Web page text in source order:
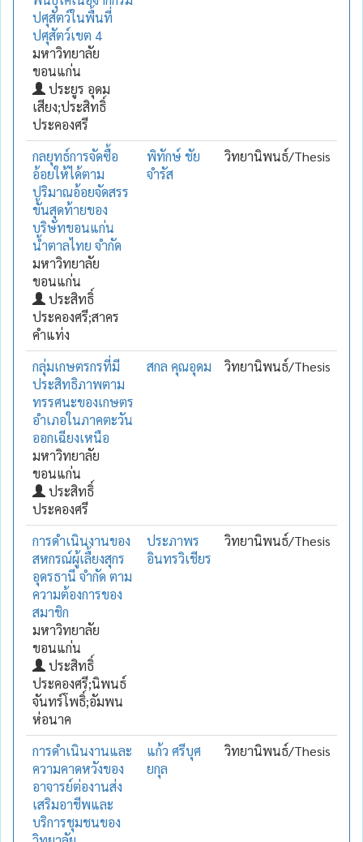
ปศุสัตว์ในพื้นที่
ปศุสัตว์เขต 4
มหาวิทยาลัย
ขอนแก่น
ประยูร อุดม
เสียง;ประสิทธิ์
ประคองศรี
กลยุทธ์การจัดซื้อ
อ้อยให้ได้ตาม
ปริมาณอ้อยจัดสรร
ขั้นสุดท้ายของ
บริษัทขอนแก่น
น้ำตาลไทย จำกัด
มหาวิทยาลัย
ขอนแก่น
ประสิทธิ์
ประคองศรี;สาคร
คำแท่ง
พิทักษ์ ชัย
จำรัส
วิทยานิพนธ์/Thesis
กลุ่มเกษตรกรที่มี
ประสิทธิภาพตาม
ทรรศนะของเกษตร
อำเภอในภาคตะวัน
ออกเฉียงเหนือ
มหาวิทยาลัย
ขอนแก่น
ประสิทธิ์
ประคองศรี
สกล คุณอุดม วิทยานิพนธ์/Thesis
การดำเนินงานของ
สหกรณ์ผู้เลื้ยงสุกร
อุดรธานี จำกัด ตาม
ความต้องการของ
สมาชิก
มหาวิทยาลัย
ขอนแก่น
ประสิทธิ์
ประคองศรี;นิพนธ์
จันทร์โพธิ์;อัมพน
ห่อนาค
ประภาพร
อินทรวิเชียร
วิทยานิพนธ์/Thesis
การดำเนินงานและ
ความคาดหวังของ
อาจารย์ต่องานส่ง
เสริมอาชีพและ
บริการชุมชนของ
แก้ว ศรีบุศ
ยกุล
วิทยานิพนธ์/Thesis